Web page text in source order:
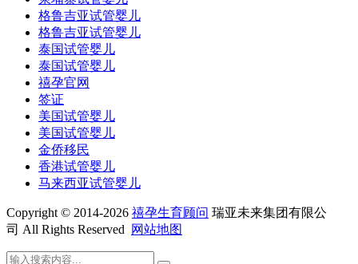
格鲁吉亚试管婴儿
格鲁吉亚试管婴儿
泰国试管婴儿
泰国试管婴儿
禧孕官网
签证
美国试管婴儿
美国试管婴儿
金侨移民
香港试管婴儿
马来西亚试管婴儿
Copyright © 2014-2026 禧孕生育顾问 瑞亚未来集团有限公
司 All Rights Reserved
网站地图